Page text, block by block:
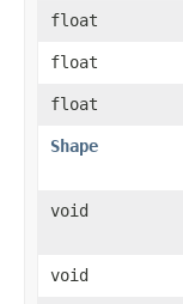
float
float
float
Shape
void
void